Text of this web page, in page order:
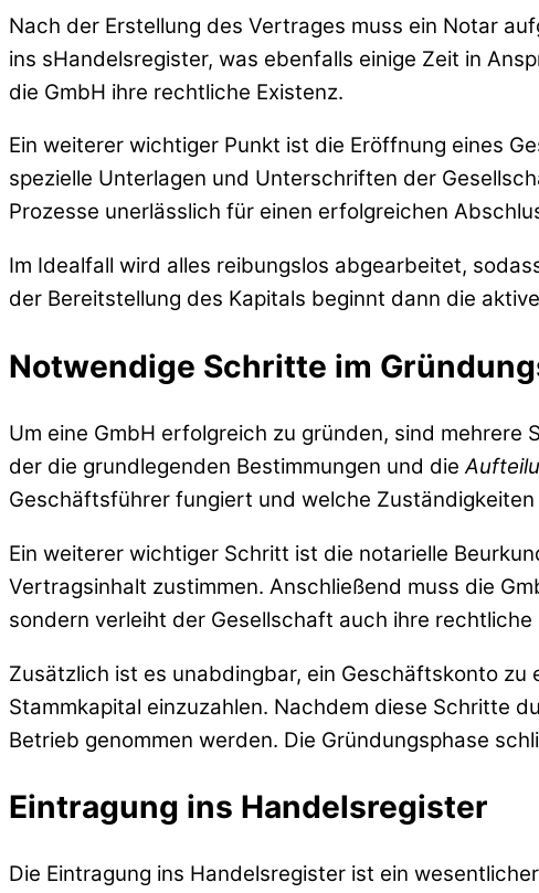
Nach der Erstellung des Vertrages muss ein Notar
ins sHandelsregister, was ebenfalls einige Zeit in
die GmbH ihre rechtliche Existenz.
Ein weiterer wichtiger Punkt ist die Eröffnung eines
spezielle Unterlagen und Unterschriften der
Prozesse unerlässlich für einen erfolgreichen
Im Idealfall wird alles reibungslos abgearbeitet,
der Bereitstellung des Kapitals beginnt dann die
Notwendige Schritte im
Um eine GmbH erfolgreich zu gründen, sind
der die grundlegenden Bestimmungen und die
Geschäftsführer fungiert und welche
Ein weiterer wichtiger Schritt ist die notarielle
Vertragsinhalt zustimmen. Anschließend muss die
sondern verleiht der Gesellschaft auch ihre
Zusätzlich ist es unabdingbar, ein Geschäftskonto
Stammkapital einzuzahlen. Nachdem diese Schritte
Betrieb genommen werden. Die Gründungsphase
Eintragung ins Handelsregister
Die Eintragung ins Handelsregister ist ein